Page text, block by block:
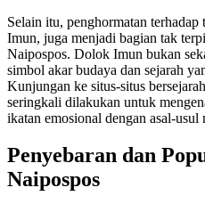
Selain itu, penghormatan
Imun, juga menjadi bagian tak
Naipospos. Dolok Imun bukan
simbol akar budaya dan sejarah
Kunjungan ke situs-situs
seringkali dilakukan untuk
ikatan emosional dengan asal-usul
Penyebaran dan
Naipospos